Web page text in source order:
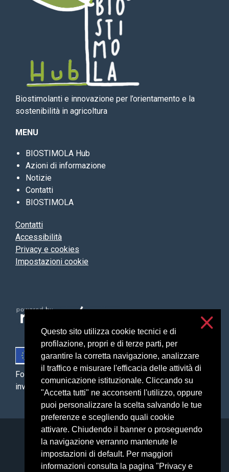
Questo sito utilizza cookie tecnici e di
profilazione, propri e di terze parti, per
garantire la corretta navigazione, analizzare
il traffico e misurare l'efficacia delle attività di
comunicazione istituzionale. Cliccando su
"Accetta tutti" ne acconsenti l'utilizzo, oppure
puoi personalizzare la scelta salvando le tue
preferenze e scegliendo quali cookie
attivare. Chiudendo il banner o proseguendo
la navigazione verranno mantenute le
impostazioni di default. Per maggiori
informazioni consulta la pagina "Privacy e
Biostimolanti e innovazione per l’orientamento e la
sostenibilità in agricoltura
MENU
BIOSTIMOLA Hub
Azioni di informazione
Notizie
Contatti
BIOSTIMOLA
Contatti
Accessibilità
Privacy e cookies
Impostazioni cookie
Fondo Europeo Agricolo per lo Sviluppo Rurale: l’Europa
investe nelle zone rurali
Università degli Studi di Milano
Via Festa del Perdono, 7 - 20122 Milano
Posta Elettronica Certificata